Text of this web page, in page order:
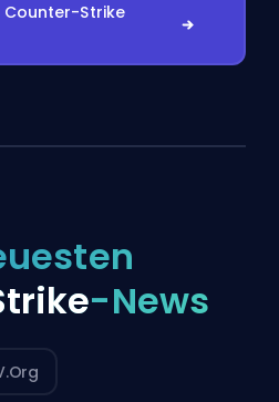
Counter-Strike
-News